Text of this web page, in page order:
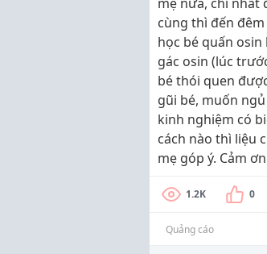
cùng thì đến
học bé quấn
gác osin (lúc
bé thói quen
gũi bé, muốn
kinh nghiệm có
cách nào thì liệu
mẹ góp ý. Cảm
1.2K 0
Quảng cáo